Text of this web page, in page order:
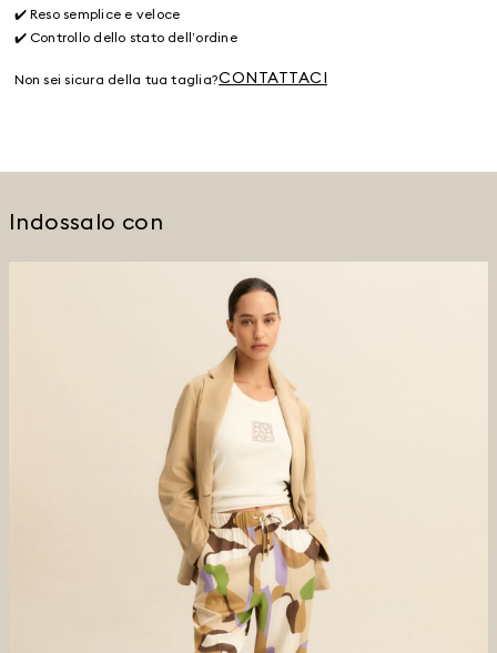
✔️ Reso semplice e veloce
✔️ Controllo dello stato dell’ordine
Non sei sicura della tua taglia?CONTATTACI
Indossalo con